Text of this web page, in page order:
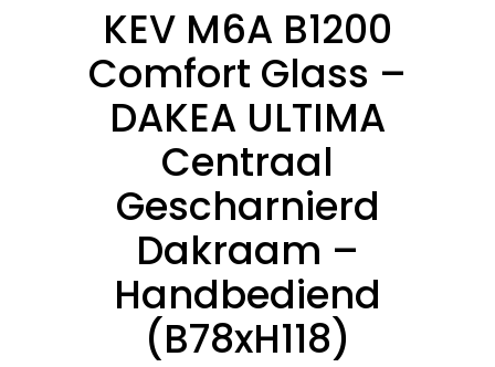
KEV M6A B1200
Comfort Glass –
DAKEA ULTIMA
Centraal
Gescharnierd
Dakraam –
Handbediend
(B78xH118)